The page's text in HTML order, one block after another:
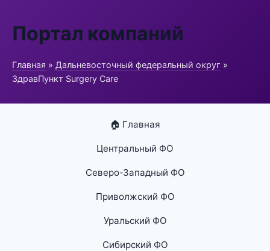
Портал компаний
Главная » Дальневосточный федеральный округ »
ЗдравПункт Surgery Care
🏠 Главная
Центральный ФО
Северо-Западный ФО
Приволжский ФО
Уральский ФО
Сибирский ФО